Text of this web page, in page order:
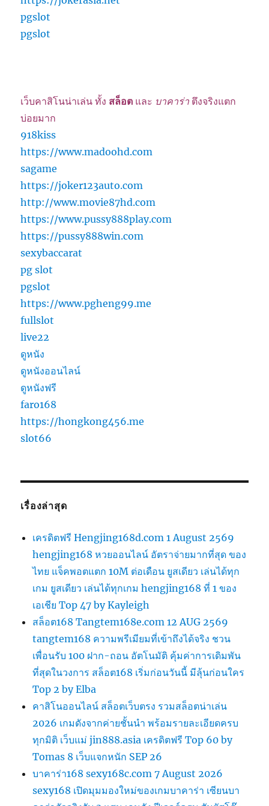
pgslot
pgslot
เว็บคาสิโนน่าเล่น ทั้ง สล็อต และ บาคาร่า ตึงจริงแตก
บ่อยมาก
918kiss
https://www.madoohd.com
sagame
https://joker123auto.com
http://www.movie87hd.com
https://www.pussy888play.com
https://pussy888win.com
sexybaccarat
pg slot
pgslot
https://www.pgheng99.me
fullslot
live22
ดูหนัง
ดูหนังออนไลน์
ดูหนังฟรี
faro168
https://hongkong456.me
slot66
เรื่องล่าสุด
เครดิตฟรี Hengjing168d.com 1 August 2569
hengjing168 หวยออนไลน์ อัตราจ่ายมากที่สุด ของ
ไทย แจ็คพอตแตก 10M ต่อเดือน ยูสเดียว เล่นได้ทุก
เกม ยูสเดียว เล่นได้ทุกเกม hengjing168 ที่ 1 ของ
เอเชีย Top 47 by Kayleigh
สล็อต168 Tangtem168e.com 12 AUG 2569
tangtem168 ความพรีเมียมที่เข้าถึงได้จริง ชวน
เพื่อนรับ 100 ฝาก-ถอน อัตโนมัติ คุ้มค่าการเดิมพัน
ที่สุดในวงการ สล็อต168 เริ่มก่อนวันนี้ มีลุ้นก่อนใคร
Top 2 by Elba
คาสิโนออนไลน์ สล็อตเว็บตรง รวมสล็อตน่าเล่น
2026 เกมดังจากค่ายชั้นนำ พร้อมรายละเอียดครบ
ทุกมิติ เว็บแม่ jin888.asia เครดิตฟรี Top 60 by
Tomas 8 เว็บแจกหนัก SEP 26
บาคาร่า168 sexy168c.com 7 August 2026
sexy168 เปิดมุมมองใหม่ของเกมบาคาร่า เซียนบา